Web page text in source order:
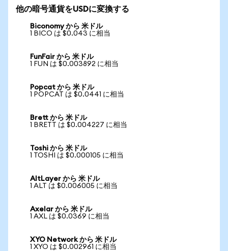
他の暗号通貨をUSDに変換する
Biconomy から 米ドル
1 BICO は $0.043 に相当
FunFair から 米ドル
1 FUN は $0.003892 に相当
Popcat から 米ドル
1 POPCAT は $0.0441 に相当
Brett から 米ドル
1 BRETT は $0.004227 に相当
Toshi から 米ドル
1 TOSHI は $0.000105 に相当
AltLayer から 米ドル
1 ALT は $0.006005 に相当
Axelar から 米ドル
1 AXL は $0.0369 に相当
XYO Network から 米ドル
1 XYO は $0.002961 に相当